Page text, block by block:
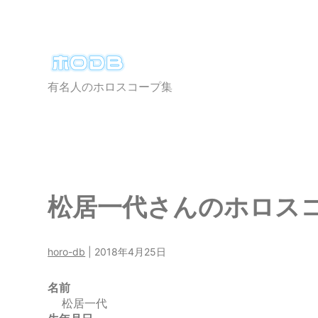
ホ
ロ
有名人のホロスコープ集
松居一代さんのホロス
horo-db 2018年4月25日
名前
松居一代